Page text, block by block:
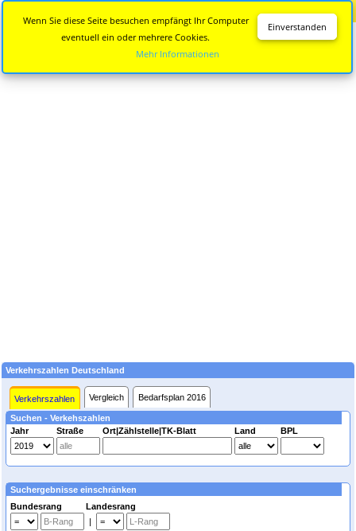
Verkehrszahlen Deutschland
Verkehrszahlen Vergleich Bedarfsplan 2016
Suchen - Verkehszahlen
Jahr
Straße Ort|Zählstelle|TK-Blatt Land BPL
Suchergebnisse einschränken
Bundesrang Landesrang
|
Einverstanden
Wenn Sie diese Seite besuchen empfängt Ihr Computer
eventuell ein oder mehrere Cookies.
Mehr Informationen